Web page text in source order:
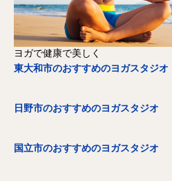
ヨガで健康で美しく
東大和市のおすすめのヨガスタジオ
日野市のおすすめのヨガスタジオ
国立市のおすすめのヨガスタジオ